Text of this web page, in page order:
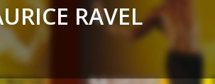
RAVEL